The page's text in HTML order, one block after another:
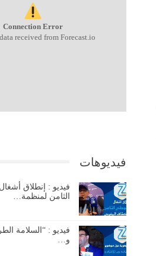
Connection Error
received from Forecast.io!.
فيديوهات
فيديو : إنطلاق
الثامن لمنظمة…
فيديو : “السلامة
و…